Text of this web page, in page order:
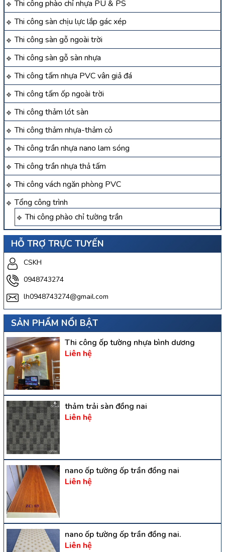
Thi công phào chỉ nhựa PU & PS
Thi công sàn chịu lực lắp gác xép
Thi công sàn gỗ ngoài trời
Thi công sàn gỗ sàn nhựa
Thi công tấm nhựa PVC vân giả đá
Thi công tấm ốp ngoài trời
Thi công thảm lót sàn
Thi công thảm nhựa-thảm cỏ
Thi công trần nhựa nano lam sóng
Thi công trần nhựa thả tấm
Thi công vách ngăn phòng PVC
Tổng công trình
Thi công phào chỉ tường trần
HỖ TRỢ TRỰC TUYẾN
CSKH
0948743274
lh0948743274@gmail.com
SẢN PHẨM NỔI BẬT
Thi công ốp tường nhựa bình dương
Liên hệ
thảm trải sàn đồng nai
Liên hệ
nano ốp tường ốp trần đồng nai
Liên hệ
nano ốp tường ốp trần đồng nai.
Liên hệ